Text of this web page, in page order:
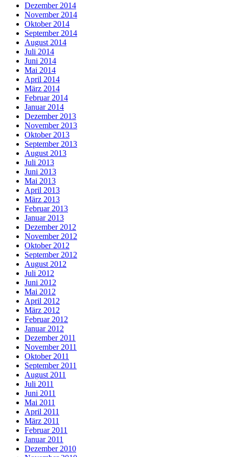
Dezember 2014
November 2014
Oktober 2014
September 2014
August 2014
Juli 2014
Juni 2014
Mai 2014
April 2014
März 2014
Februar 2014
Januar 2014
Dezember 2013
November 2013
Oktober 2013
September 2013
August 2013
Juli 2013
Juni 2013
Mai 2013
April 2013
März 2013
Februar 2013
Januar 2013
Dezember 2012
November 2012
Oktober 2012
September 2012
August 2012
Juli 2012
Juni 2012
Mai 2012
April 2012
März 2012
Februar 2012
Januar 2012
Dezember 2011
November 2011
Oktober 2011
September 2011
August 2011
Juli 2011
Juni 2011
Mai 2011
April 2011
März 2011
Februar 2011
Januar 2011
Dezember 2010